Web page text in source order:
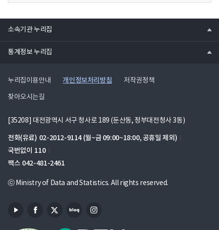
누리집이용안내 개인정보처리방침 저작권정책
찾아오시는길
[35208] 대전광역시 서구 청사로 189 (둔산동, 정부대전청사 3동)
전화(유료) 02-2012-9114 (월~금 09:00~18:00, 공휴일 제외)
국번없이 110
팩스 042-481-2461
ⓒ Ministry of Data and Statistics. All rights reserved.
소속기관 누리집
통계정보 누리집